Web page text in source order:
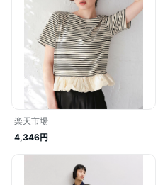
楽天市場
4,346円